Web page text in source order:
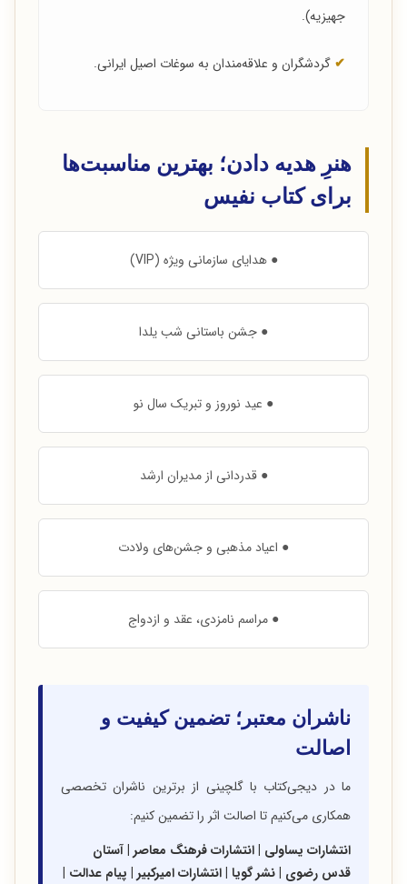
جهیزیه).
✔ گردشگران و علاقه‌مندان به سوغات اصیل ایرانی.
هنرِ هدیه دادن؛ بهترین مناسبت‌ها
برای کتاب نفیس
● هدایای سازمانی ویژه (VIP)
● جشن باستانی شب یلدا
● عید نوروز و تبریک سال نو
● قدردانی از مدیران ارشد
● اعیاد مذهبی و جشن‌های ولادت
● مراسم نامزدی، عقد و ازدواج
ناشران معتبر؛ تضمین کیفیت و
اصالت
ما در دیجی‌کتاب با گلچینی از برترین ناشران تخصصی
همکاری می‌کنیم تا اصالت اثر را تضمین کنیم:
انتشارات یساولی | انتشارات فرهنگ معاصر | آستان
قدس رضوی | نشر گویا | انتشارات امیرکبیر | پیام عدالت |